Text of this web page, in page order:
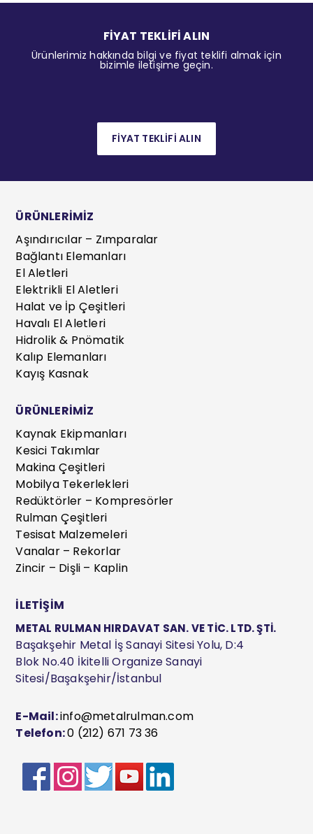
FİYAT TEKLİFİ ALIN
Ürünlerimiz hakkında bilgi ve fiyat teklifi almak için
bizimle iletişime geçin.
FİYAT TEKLİFİ ALIN
ÜRÜNLERİMİZ
Aşındırıcılar – Zımparalar
Bağlantı Elemanları
El Aletleri
Elektrikli El Aletleri
Halat ve İp Çeşitleri
Havalı El Aletleri
Hidrolik & Pnömatik
Kalıp Elemanları
Kayış Kasnak
ÜRÜNLERİMİZ
Kaynak Ekipmanları
Kesici Takımlar
Makina Çeşitleri
Mobilya Tekerlekleri
Redüktörler – Kompresörler
Rulman Çeşitleri
Tesisat Malzemeleri
Vanalar – Rekorlar
Zincir – Dişli – Kaplin
İLETİŞİM
METAL RULMAN HIRDAVAT SAN. VE TİC. LTD. ŞTİ.
Başakşehir Metal İş Sanayi Sitesi Yolu, D:4
Blok No.40 İkitelli Organize Sanayi
Sitesi/Başakşehir/İstanbul
E-Mail:info@metalrulman.com
Telefon:0 (212) 671 73 36